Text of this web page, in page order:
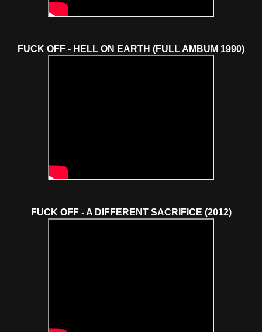
FUCK OFF - HELL ON EARTH (FULL AMBUM 1990)
FUCK OFF - A DIFFERENT SACRIFICE (2012)